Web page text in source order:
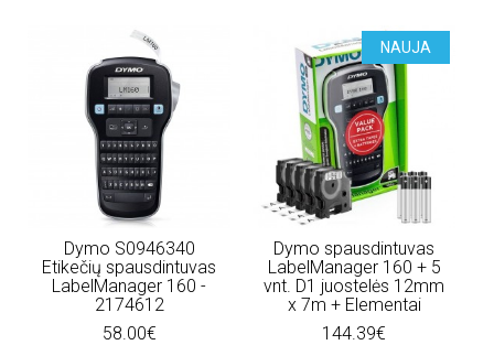
Dymo S0946340
Etikečių spausdintuvas
LabelManager 160 -
2174612
58.00€
NAUJA
Dymo spausdintuvas
LabelManager 160 + 5
vnt. D1 juostelės 12mm
x 7m + Elementai
144.39€